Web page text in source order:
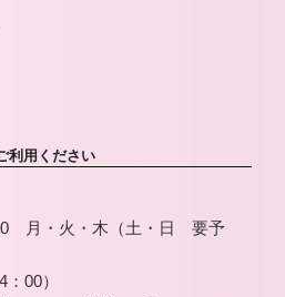
利用ください
月・火・木（土・日 要予
00）